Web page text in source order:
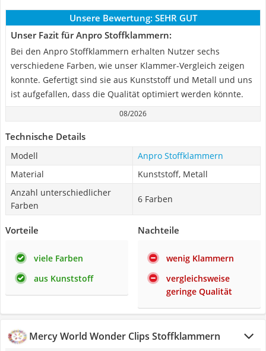
Unsere Bewertung: SEHR GUT
Unser Fazit für Anpro Stoffklammern:
Bei den Anpro Stoffklammern erhalten Nutzer sechs
verschiedene Farben, wie unser Klammer-Vergleich zeigen
konnte. Gefertigt sind sie aus Kunststoff und Metall und uns
ist aufgefallen, dass die Qualität optimiert werden könnte.
08/2026
Technische Details
Modell
Anpro Stoffklammern
Material
Kunststoff, Metall
Anzahl unterschiedlicher
Farben
6 Farben
Vorteile
viele Farben
aus Kunststoff
Nachteile
wenig Klammern
vergleichsweise
geringe Qualität
Mercy World Wonder Clips Stoffklammern